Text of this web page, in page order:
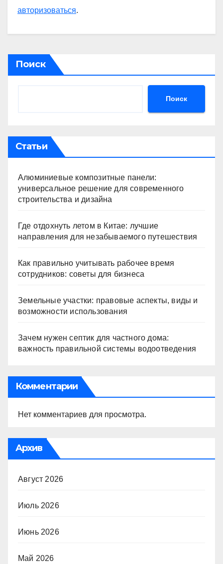
авторизоваться.
Поиск
Поиск
Статьи
Алюминиевые композитные панели:
универсальное решение для современного
строительства и дизайна
Где отдохнуть летом в Китае: лучшие
направления для незабываемого путешествия
Как правильно учитывать рабочее время
сотрудников: советы для бизнеса
Земельные участки: правовые аспекты, виды и
возможности использования
Зачем нужен септик для частного дома:
важность правильной системы водоотведения
Комментарии
Нет комментариев для просмотра.
Архив
Август 2026
Июль 2026
Июнь 2026
Май 2026